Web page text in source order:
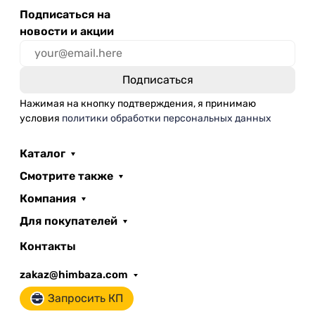
Подписаться на
новости и акции
Нажимая на кнопку подтверждения, я принимаю
условия политики обработки персональных данных
Каталог
Смотрите также
Компания
Для покупателей
Контакты
zakaz@himbaza.com
Запросить КП